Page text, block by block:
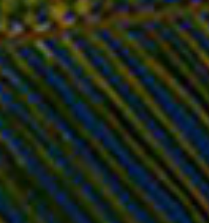
SKU:f55dadbafe49
€28.50
Εξαντλημένο
Παράδοση σε 1–3 ημέρες
Πρόσθεσε στην λίστα επιθυμιών